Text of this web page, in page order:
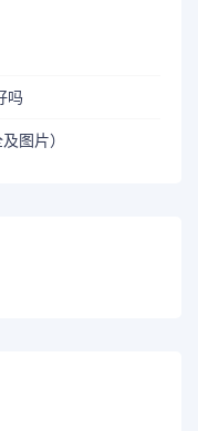
吗
图片）